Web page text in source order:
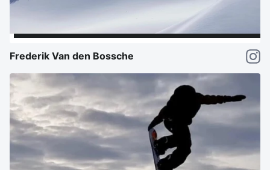
Frederik Van den Bossche